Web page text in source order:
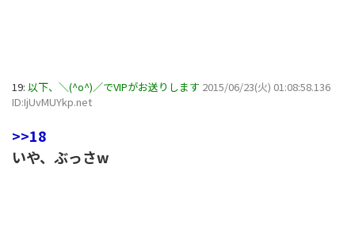
19: 以下、＼(^o^)／でVIPがお送りします 2015/06/23(火) 01:08:58.136
ID:IjUvMUYkp.net
>>18
いや、ぶっさw